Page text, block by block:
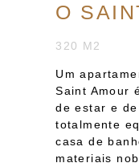
O
320 M2
Um
Saint Amour
de estar e
totalmente
casa de
materiais